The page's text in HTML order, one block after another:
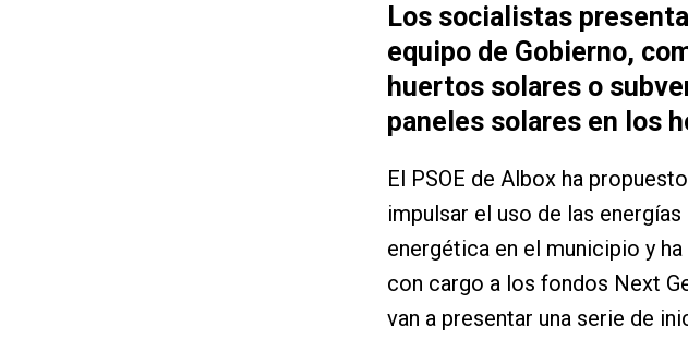
Los socialistas
equipo de Gobierno,
huertos solares o
paneles solares en los
El PSOE de Albox ha
impulsar el uso de las
energética en el municipio y
con cargo a los fondos Next
van a presentar una serie de